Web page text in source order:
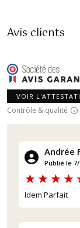
Avis clients
VOIR
Contrôle & qualité
Andrée
Publié le 7/
Idem Parfait